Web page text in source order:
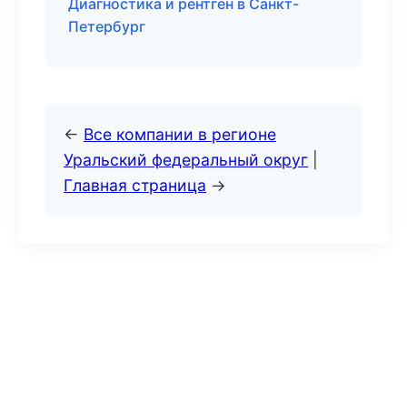
Диагностика и рентген в Санкт-
Петербург
← Все компании в регионе
Уральский федеральный округ
Главная страница →